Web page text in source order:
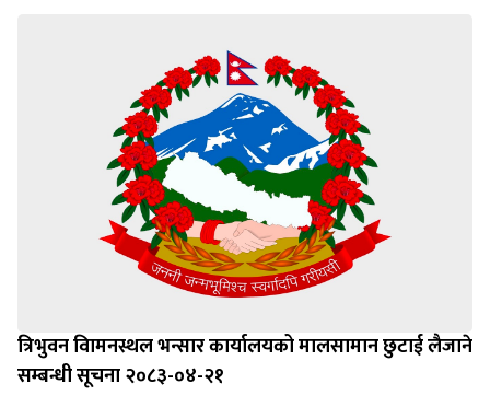
त्रिभुवन विामनस्थल भन्सार कार्यालयको मालसामान छुटाई लैजाने
सम्बन्धी सूचना २०८३-०४-२१